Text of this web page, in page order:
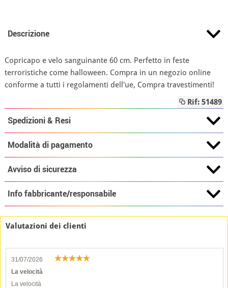
Descrizione
Copricapo e velo sanguinante 60 cm. Perfetto in feste
terroristiche come halloween. Compra in un negozio online
conforme a tutti i regolamenti dell'ue, Compra travestimenti!
Rif: 51489
Spedizioni & Resi
Modalità di pagamento
Avviso di sicurezza
Info fabbricante/responsabile
Valutazioni dei clienti
31/07/2026
La velocità
La velocità